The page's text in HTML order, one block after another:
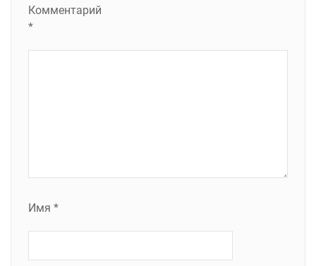
Комментарий
*
Имя *